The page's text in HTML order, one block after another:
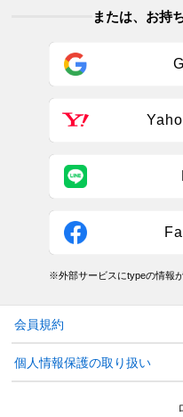
または、お持
※外部サービスにtypeの情報
会員規約
個人情報保護の取り扱い